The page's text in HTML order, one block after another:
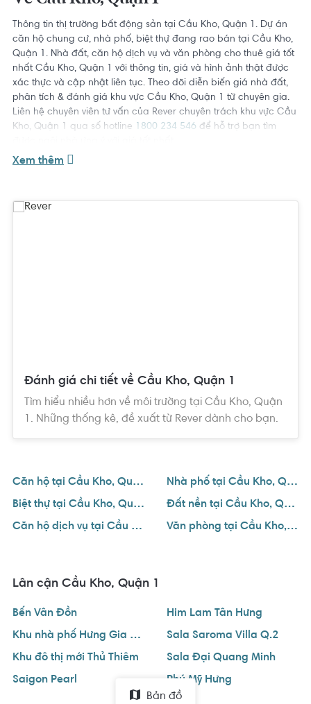
Thông tin thị trường bất động sản tại Cầu Kho, Quận 1. Dự án
căn hộ chung cư, nhà phố, biệt thự đang rao bán tại Cầu Kho,
Quận 1. Nhà đất, căn hộ dịch vụ và văn phòng cho thuê giá tốt
nhất Cầu Kho, Quận 1 với thông tin, giá và hình ảnh thật được
xác thực và cập nhật liên tục. Theo dõi diễn biến giá nhà đất,
phân tích & đánh giá khu vực Cầu Kho, Quận 1 từ chuyên gia.
Liên hệ chuyên viên tư vấn của Rever chuyên trách khu vực Cầu
Kho, Quận 1 qua số hotline 1800 234 546 để hỗ trợ bạn tìm
Xem thêm
Đánh giá chi tiết về Cầu Kho, Quận 1
Tìm hiểu nhiều hơn về môi trường tại Cầu Kho, Quận
1. Những thống kê, đề xuất từ Rever dành cho bạn.
Căn hộ tại Cầu Kho, Quận 1
Nhà phố tại Cầu Kho, Quận 1
Biệt thự tại Cầu Kho, Quận 1
Đất nền tại Cầu Kho, Quận 1
Căn hộ dịch vụ tại Cầu Kho, Quận 1
Văn phòng tại Cầu Kho, Quận 1
Lân cận Cầu Kho, Quận 1
Bến Vân Đồn
Him Lam Tân Hưng
Khu nhà phố Hưng Gia Quận 7
Sala Saroma Villa Q.2
Khu đô thị mới Thủ Thiêm
Sala Đại Quang Minh
Saigon Pearl
Phú Mỹ Hưng
Bản đồ